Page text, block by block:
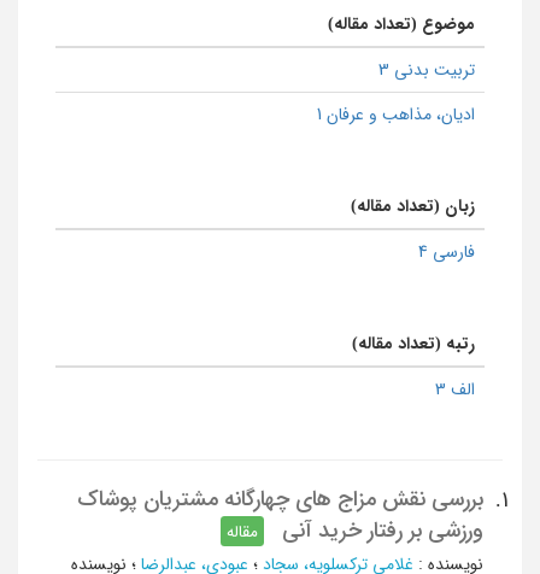
موضوع (تعداد مقاله)
تربیت بدنی 3
ادیان، مذاهب و عرفان 1
زبان (تعداد مقاله)
فارسی 4
رتبه (تعداد مقاله)
الف 3
1.
بررسی نقش مزاج های چهارگانه مشتریان پوشاک
ورزشی بر رفتار خرید آنی
مقاله
نویسنده : غلامی ترکسلویه، سجاد ؛ عبودی، عبدالرضا ؛ نویسنده